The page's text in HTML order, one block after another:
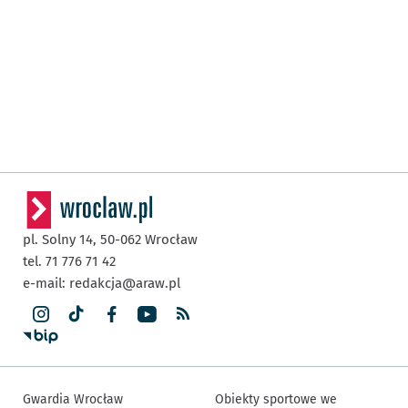
pl. Solny 14, 50-062 Wrocław
tel. 71 776 71 42
e-mail: redakcja@araw.pl
Gwardia Wrocław
Obiekty sportowe we